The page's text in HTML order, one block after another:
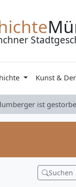
Kunst &
ist
Suchen